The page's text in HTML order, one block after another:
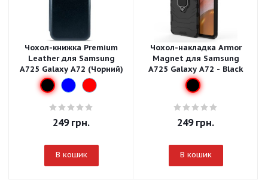
Чохол-книжка Premium
Leather для Samsung
A725 Galaxy A72 (Чорний)
249грн.
В кошик
Чохол-накладка Armor
Magnet для Samsung
A725 Galaxy A72 - Black
249грн.
В кошик